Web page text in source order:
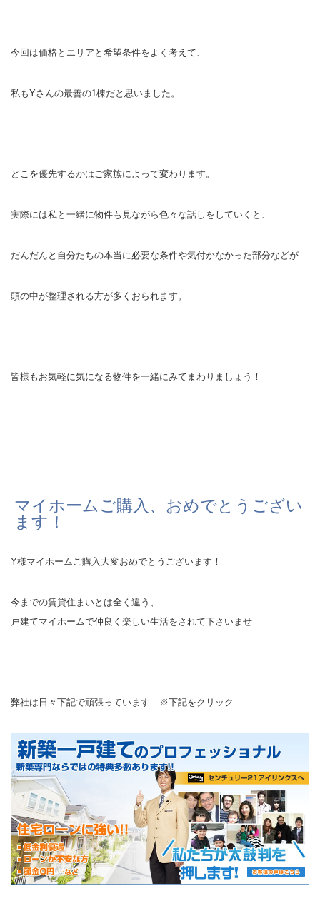
今回は価格とエリアと希望条件をよく考えて、
私もYさんの最善の1棟だと思いました。
どこを優先するかはご家族によって変わります。
実際には私と一緒に物件も見ながら色々な話しをしていくと、
だんだんと自分たちの本当に必要な条件や気付かなかった部分などが
頭の中が整理される方が多くおられます。
皆様もお気軽に気になる物件を一緒にみてまわりましょう！
マイホームご購入、おめでとうござい
ます！
Y様マイホームご購入大変おめでとうございます！
今までの賃貸住まいとは全く違う、
戸建てマイホームで仲良く楽しい生活をされて下さいませ
弊社は日々下記で頑張っています ※下記をクリック